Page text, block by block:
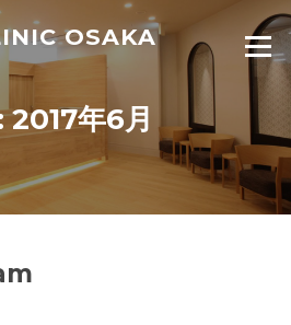
OSAKA Menu
2017年6月